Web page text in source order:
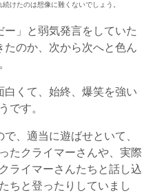
けたのは想像に難くないでしょう。
」と弱気発言をしていた
のか、次から次へと色ん
くて、始終、爆笑を強い
です。
、適当に遊ばせといて、
たクライマーさんや、実際
ライマーさんたちと話し込
ちと登ったりしていまし